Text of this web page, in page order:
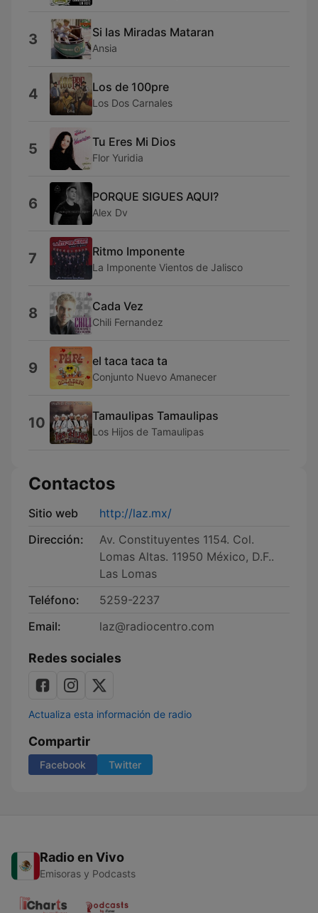
3 Si las Miradas Mataran
Ansia
4 Los de 100pre
Los Dos Carnales
5 Tu Eres Mi Dios
Flor Yuridia
6 PORQUE SIGUES AQUI?
Alex Dv
7 Ritmo Imponente
La Imponente Vientos de Jalisco
8 Cada Vez
Chili Fernandez
9 el taca taca ta
Conjunto Nuevo Amanecer
10 Tamaulipas Tamaulipas
Los Hijos de Tamaulipas
Contactos
Sitio web
http://laz.mx/
Dirección:
Av. Constituyentes 1154. Col.
Lomas Altas. 11950 México, D.F..
Las Lomas
Teléfono:
5259-2237
Email:
laz@radiocentro.com
Redes sociales
Actualiza esta información de radio
Compartir
Facebook Twitter
Radio en Vivo
Emisoras y Podcasts